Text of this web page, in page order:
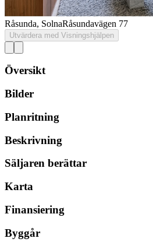
Råsunda, SolnaRåsundavägen 77
Utvärdera med Visningshjälpen
Översikt
Bilder
Planritning
Beskrivning
Säljaren berättar
Karta
Finansiering
Byggår